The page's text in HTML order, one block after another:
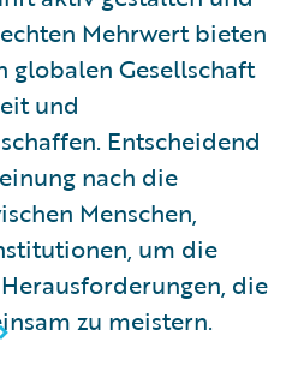
Mehrwert bieten
globalen Gesellschaft
und
Entscheidend
nach die
Menschen,
um die
die
zu meistern.